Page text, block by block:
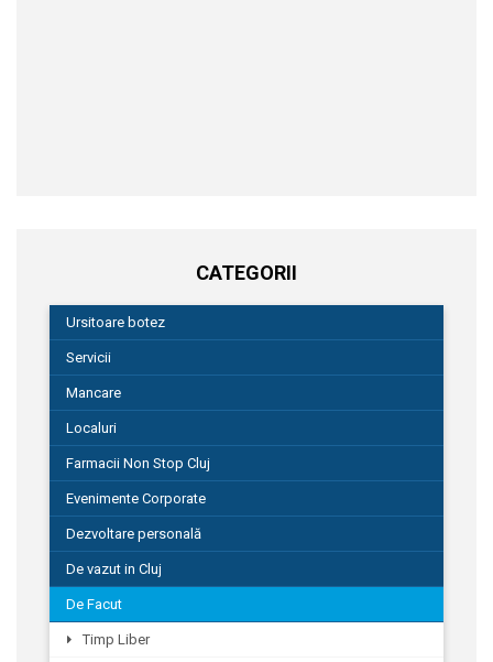
CATEGORII
Ursitoare botez
Servicii
Mancare
Localuri
Farmacii Non Stop Cluj
Evenimente Corporate
Dezvoltare personală
De vazut in Cluj
De Facut
Timp Liber